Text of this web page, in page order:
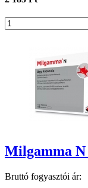
Milgamma N
Bruttó fogyasztói ár: